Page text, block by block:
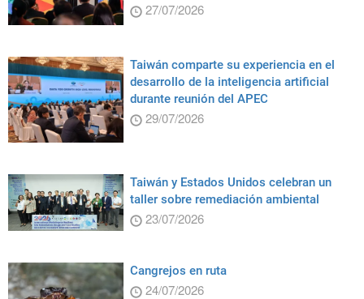
27/07/2026
Taiwán comparte su experiencia en el
desarrollo de la inteligencia artificial
durante reunión del APEC
29/07/2026
Taiwán y Estados Unidos celebran un
taller sobre remediación ambiental
23/07/2026
Cangrejos en ruta
24/07/2026